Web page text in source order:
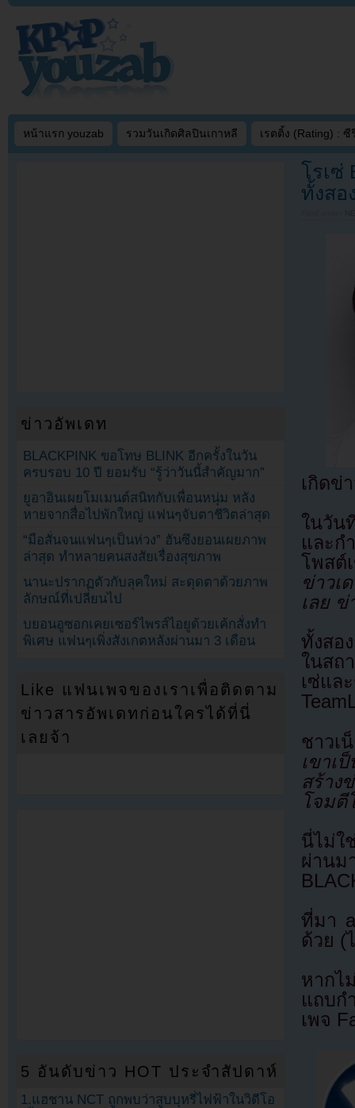
หน้าแรก youzab รวมวันเกิดศิลปินเกาหลี เรตติ้ง (Rating) : ซี
โรเซ่
ทั้งสอ
เกิดข่
ในวัน
และ
โพสต์
ข่าวเ
เลย ข่
ทั้งสอ
ในสถ
เซ่แล
ชาวเ
เขาเ
สร้าง
โจมตี
นี่ไม่ใ
ผ่านม
ที่มา
ด้วย (
หากไ
แถบก
เพจ
ข่าวอัพเดท
BLACKPINK ขอโทษ BLINK อีกครั้งในวัน
ครบรอบ 10 ปี ยอมรับ “รู้ว่าวันนี้สำคัญมาก”
ยูอาอินเผยโมเมนต์สนิทกับเพื่อนหนุ่ม หลัง
หายจากสื่อไปพักใหญ่ แฟนๆจับตาชีวิตล่าสุด
“มือสั่นจนแฟนๆเป็นห่วง” ฮันซึงยอนเผยภาพ
ล่าสุด ทำหลายคนสงสัยเรื่องสุขภาพ
นานะปรากฏตัวกับลุคใหม่ สะดุดตาด้วยภาพ
ลักษณ์ที่เปลี่ยนไป
บยอนอูซอกเคยเซอร์ไพรส์ไอยูด้วยเค้กสั่งทำ
พิเศษ แฟนๆเพิ่งสังเกตหลังผ่านมา 3 เดือน
Like แฟนเพจของเราเพื่อติดตาม
ข่าวสารอัพเดทก่อนใครได้ที่นี่
เลยจ้า
5 อันดับข่าว HOT ประจำสัปดาห์
1.แฮชาน NCT ถูกพบว่าสูบบุหรี่ไฟฟ้าในวิดีโอ